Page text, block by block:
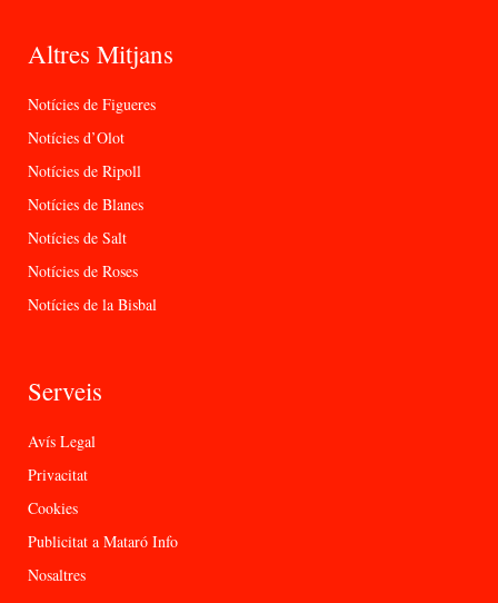
Altres Mitjans
Notícies de Figueres
Notícies d’Olot
Notícies de Ripoll
Notícies de Blanes
Notícies de Salt
Notícies de Roses
Notícies de la Bisbal
Serveis
Avís Legal
Privacitat
Cookies
Publicitat a Mataró Info
Nosaltres